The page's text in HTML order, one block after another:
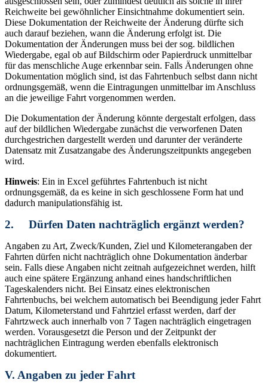
Reichweite bei gewöhnlicher Einsichtnahme dokumentiert sein.
Diese Dokumentation der Reichweite der Änderung dürfte sich
auch darauf beziehen, wann die Änderung erfolgt ist. Die
Dokumentation der Änderungen muss bei der sog. bildlichen
Wiedergabe, egal ob auf Bildschirm oder Papierdruck unmittelbar
für das menschliche Auge erkennbar sein. Falls Änderungen ohne
Dokumentation möglich sind, ist das Fahrtenbuch selbst dann nicht
ordnungsgemäß, wenn die Eintragungen unmittelbar im Anschluss
an die jeweilige Fahrt vorgenommen werden.
Die Dokumentation der Änderung könnte dergestalt erfolgen, dass
auf der bildlichen Wiedergabe zunächst die verworfenen Daten
durchgestrichen dargestellt werden und darunter der veränderte
Datensatz mit Zusatzangabe des Änderungszeitpunkts angegeben
wird.
Hinweis: Ein in Excel geführtes Fahrtenbuch ist nicht
ordnungsgemäß, da es keine in sich geschlossene Form hat und
dadurch manipulationsfähig ist.
2. Dürfen Daten nachträglich ergänzt werden?
Angaben zu Art, Zweck/Kunden, Ziel und Kilometerangaben der
Fahrten dürfen nicht nachträglich ohne Dokumentation änderbar
sein. Falls diese Angaben nicht zeitnah aufgezeichnet werden, hilft
auch eine spätere Ergänzung anhand eines handschriftlichen
Tageskalenders nicht. Bei Einsatz eines elektronischen
Fahrtenbuchs, bei welchem automatisch bei Beendigung jeder Fahrt
Datum, Kilometerstand und Fahrtziel erfasst werden, darf der
Fahrtzweck auch innerhalb von 7 Tagen nachträglich eingetragen
werden. Vorausgesetzt die Person und der Zeitpunkt der
nachträglichen Eintragung werden ebenfalls elektronisch
dokumentiert.
V. Angaben zu jeder Fahrt